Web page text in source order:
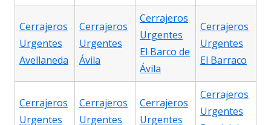
Cerrajeros
Urgentes
Avellaneda
Cerrajeros
Urgentes
Ávila
Cerrajeros
Urgentes
El Barco de
Ávila
Cerrajeros
Urgentes
El Barraco
Cerrajeros
Urgentes
Cerrajeros
Urgentes
Cerrajeros
Urgentes
Cerrajeros
Urgentes